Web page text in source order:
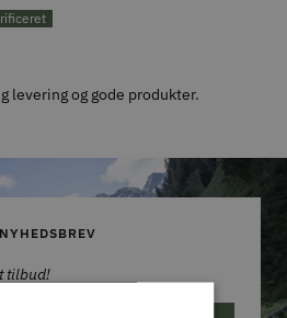
levering og gode produkter.
tilbud!